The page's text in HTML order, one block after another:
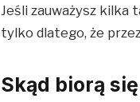
Jeśli zauważysz kilka
tylko dlatego, że
Skąd biorą